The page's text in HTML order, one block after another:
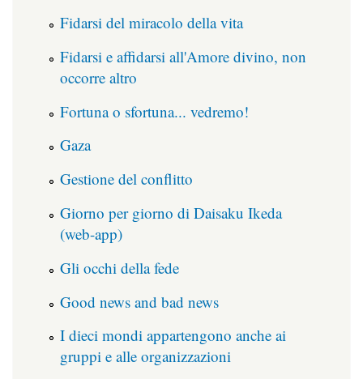
Fidarsi del miracolo della vita
Fidarsi e affidarsi all'Amore divino, non
occorre altro
Fortuna o sfortuna... vedremo!
Gaza
Gestione del conflitto
Giorno per giorno di Daisaku Ikeda
(web-app)
Gli occhi della fede
Good news and bad news
I dieci mondi appartengono anche ai
gruppi e alle organizzazioni